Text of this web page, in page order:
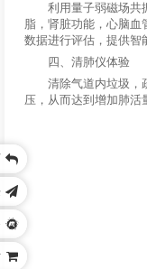
利用量子弱磁场共
脂，肾脏功能，心脑血
数据进行评估，提供智
四、清肺仪体验
清除气道内垃圾，
压，从而达到增加肺活